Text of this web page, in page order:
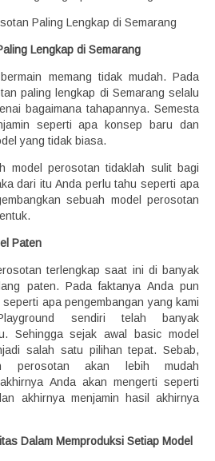
Lengkap di Semarang
memang tidak mudah. Pada
paling lengkap di Semarang selalu
bagaimana tahapannya. Semesta
seperti apa konsep baru dan
yang tidak biasa.
model perosotan tidaklah sulit bagi
dari itu Anda perlu tahu seperti apa
sebuah model perosotan
Paten
terlengkap saat ini di banyak
paten. Pada faktanya Anda pun
apa pengembangan yang kami
sendiri telah banyak
Sehingga sejak awal basic model
salah satu pilihan tepat. Sebab,
perosotan akan lebih mudah
Anda akan mengerti seperti
akhirnya menjamin hasil akhirnya
Dalam Memproduksi Setiap Model